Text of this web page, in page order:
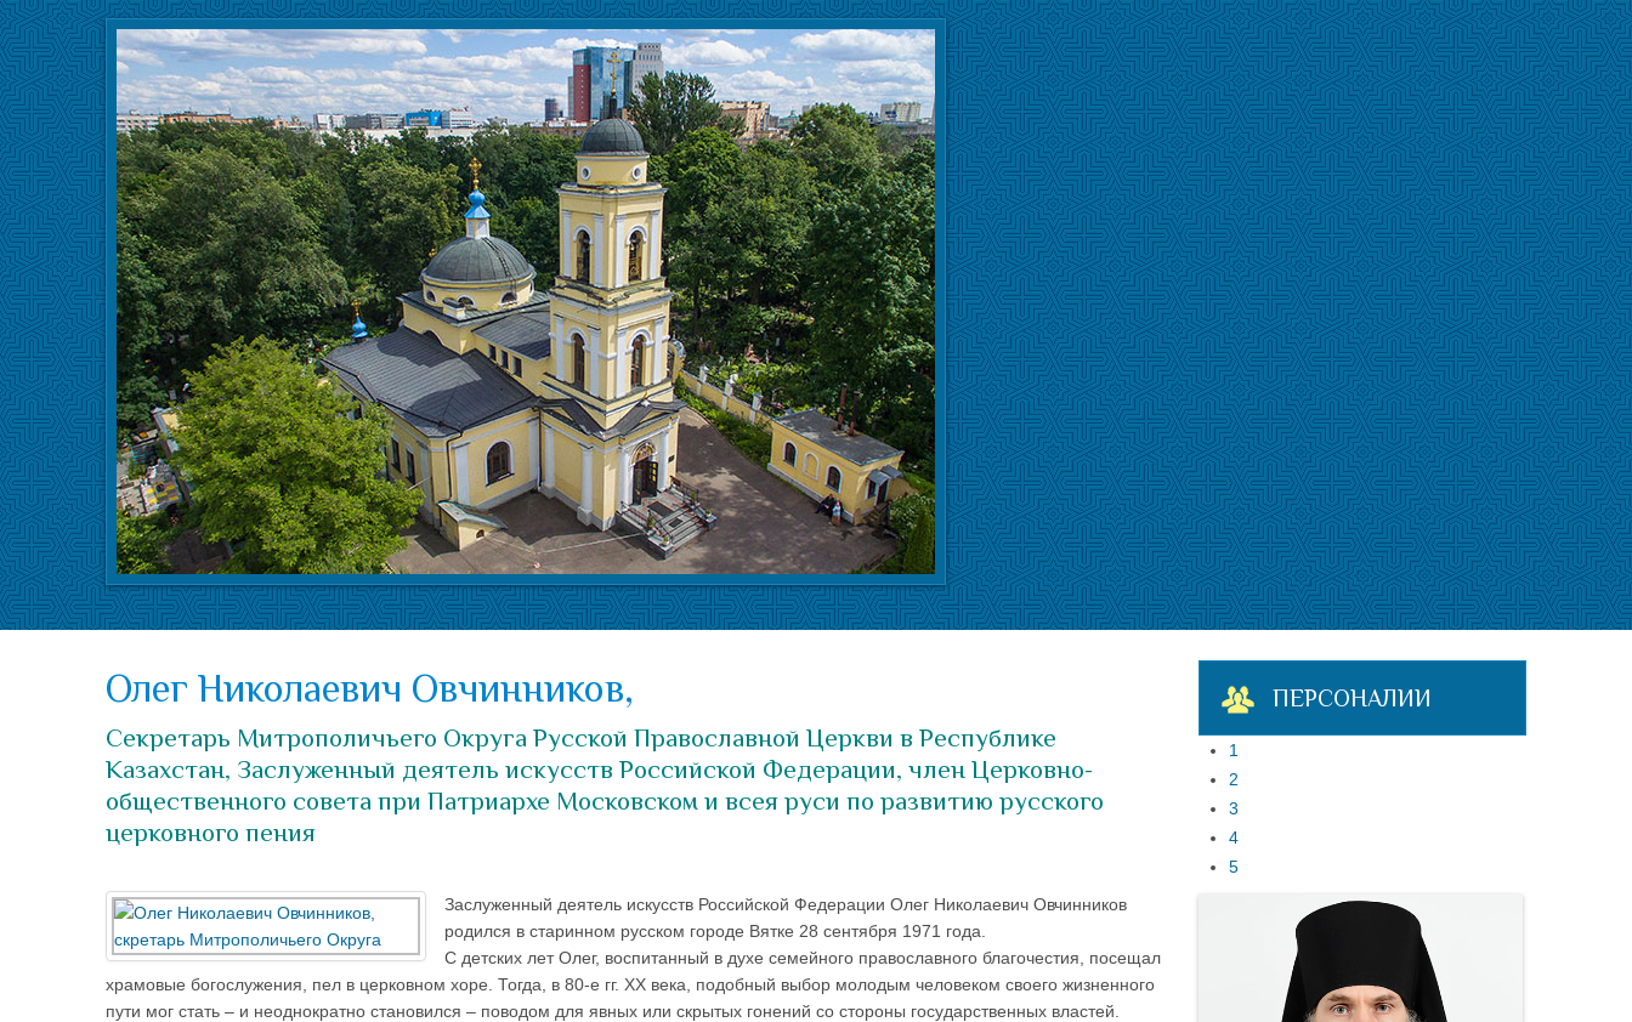
Олег Николаевич Овчинников,
Секретарь Митрополичьего Округа Русской Православной Церкви в Республике
Казахстан, Заслуженный деятель искусств Российской Федерации, член Церковно-
общественного совета при Патриархе Московском и всея руси по развитию русского
церковного пения
Заслуженный деятель искусств Российской Федерации Олег Николаевич Овчинников
родился в старинном русском городе Вятке 28 сентября 1971 года.
С детских лет Олег, воспитанный в духе семейного православного благочестия, посещал
храмовые богослужения, пел в церковном хоре. Тогда, в 80-е гг. XX века, подобный выбор молодым человеком своего жизненного
пути мог стать – и неоднократно становился – поводом для явных или скрытых гонений со стороны государственных властей.
ПЕРСОНАЛИИ
1
2
3
4
5